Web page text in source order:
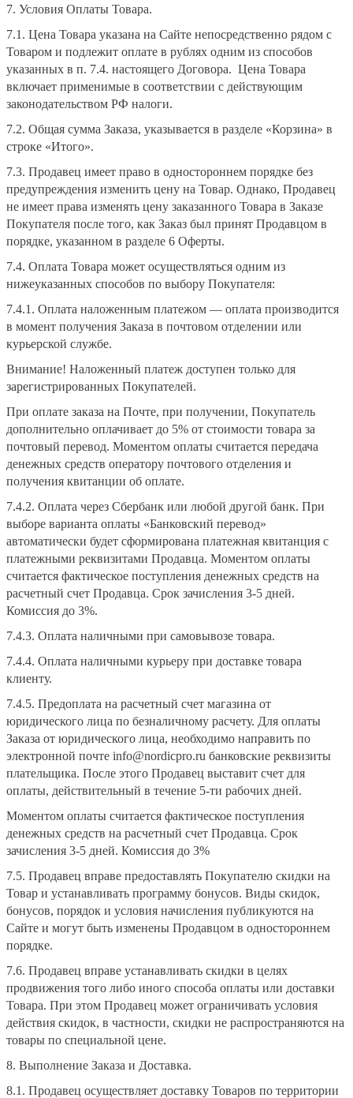
7. Условия Оплаты Товара.
7.1. Цена Товара указана на Сайте непосредственно рядом с
Товаром и подлежит оплате в рублях одним из способов
указанных в п. 7.4. настоящего Договора. Цена Товара
включает применимые в соответствии с действующим
законодательством РФ налоги.
7.2. Общая сумма Заказа, указывается в разделе «Корзина» в
строке «Итого».
7.3. Продавец имеет право в одностороннем порядке без
предупреждения изменить цену на Товар. Однако, Продавец
не имеет права изменять цену заказанного Товара в Заказе
Покупателя после того, как Заказ был принят Продавцом в
порядке, указанном в разделе 6 Оферты.
7.4. Оплата Товара может осуществляться одним из
нижеуказанных способов по выбору Покупателя:
7.4.1. Оплата наложенным платежом — оплата производится
в момент получения Заказа в почтовом отделении или
курьерской службе.
Внимание! Наложенный платеж доступен только для
зарегистрированных Покупателей.
При оплате заказа на Почте, при получении, Покупатель
дополнительно оплачивает до 5% от стоимости товара за
почтовый перевод. Моментом оплаты считается передача
денежных средств оператору почтового отделения и
получения квитанции об оплате.
7.4.2. Оплата через Сбербанк или любой другой банк. При
выборе варианта оплаты «Банковский перевод»
автоматически будет сформирована платежная квитанция с
платежными реквизитами Продавца. Моментом оплаты
считается фактическое поступления денежных средств на
расчетный счет Продавца. Срок зачисления 3-5 дней.
Комиссия до 3%.
7.4.3. Оплата наличными при самовывозе товара.
7.4.4. Оплата наличными курьеру при доставке товара
клиенту.
7.4.5. Предоплата на расчетный счет магазина от
юридического лица по безналичному расчету. Для оплаты
Заказа от юридического лица, необходимо направить по
электронной почте info@nordicpro.ru банковские реквизиты
плательщика. После этого Продавец выставит счет для
оплаты, действительный в течение 5-ти рабочих дней.
Моментом оплаты считается фактическое поступления
денежных средств на расчетный счет Продавца. Срок
зачисления 3-5 дней. Комиссия до 3%
7.5. Продавец вправе предоставлять Покупателю скидки на
Товар и устанавливать программу бонусов. Виды скидок,
бонусов, порядок и условия начисления публикуются на
Сайте и могут быть изменены Продавцом в одностороннем
порядке.
7.6. Продавец вправе устанавливать скидки в целях
продвижения того либо иного способа оплаты или доставки
Товара. При этом Продавец может ограничивать условия
действия скидок, в частности, скидки не распространяются на
товары по специальной цене.
8. Выполнение Заказа и Доставка.
8.1. Продавец осуществляет доставку Товаров по территории